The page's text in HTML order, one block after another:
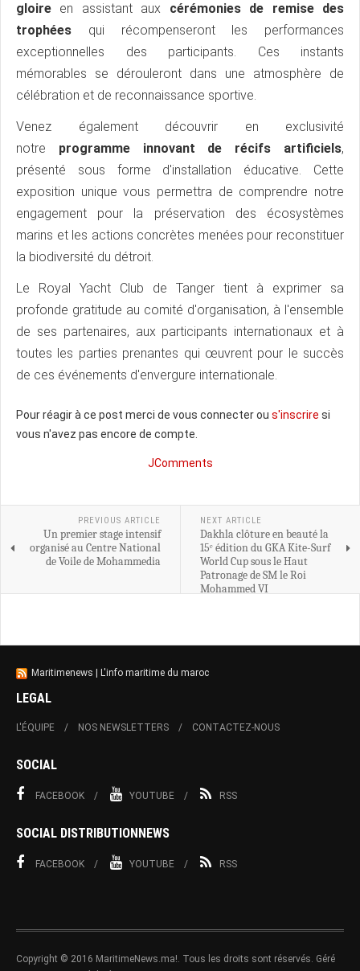
gloire en assistant aux cérémonies de remise des
trophées qui récompenseront les performances
exceptionnelles des participants. Ces instants
mémorables se dérouleront dans une atmosphère de
célébration et de reconnaissance sportive.
Venez également découvrir en exclusivité
notre programme innovant de récifs artificiels,
présenté sous forme d'installation éducative. Cette
exposition unique vous permettra de comprendre notre
engagement pour la préservation des écosystèmes
marins et les actions concrètes menées pour reconstituer
la biodiversité du détroit.
Le Royal Yacht Club de Tanger tient à exprimer sa
profonde gratitude au comité d'organisation, à l'ensemble
de ses partenaires, aux participants internationaux et à
toutes les parties prenantes qui œuvrent pour le succès
de ces événements d'envergure internationale.
Pour réagir à ce post merci de vous connecter ou s'inscrire si
vous n'avez pas encore de compte.
JComments
PREVIOUS ARTICLE
Un premier stage intensif
organisé au Centre National
de Voile de Mohammedia
NEXT ARTICLE
Dakhla clôture en beauté la
15ᵉ édition du GKA Kite-Surf
World Cup sous le Haut
Patronage de SM le Roi
Mohammed VI
Maritimenews | L'info maritime du maroc
LEGAL
L'ÉQUIPE NOS NEWSLETTERS CONTACTEZ-NOUS
SOCIAL
FACEBOOK YOUTUBE RSS
SOCIAL DISTRIBUTIONNEWS
FACEBOOK YOUTUBE RSS
Copyright © 2016 MaritimeNews.ma!. Tous les droits sont réservés. Géré